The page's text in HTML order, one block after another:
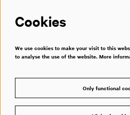
Cookies
We use cookies to make your visit to this
to analyse the use of the website. More
Only functional